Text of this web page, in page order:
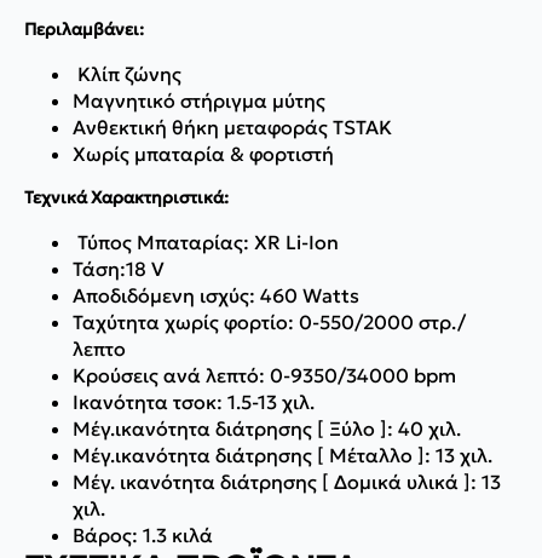
Περιλαμβάνει:
Κλίπ ζώνης
Mαγνητικό στήριγμα μύτης
Ανθεκτική θήκη μεταφοράς TSTAK
Χωρίς μπαταρία & φορτιστή
Τεχνικά Χαρακτηριστικά:
Τύπος Μπαταρίας: XR Li-Ion
Τάση:18 V
Αποδιδόμενη ισχύς: 460 Watts
Ταχύτητα χωρίς φορτίο: 0-550/2000 στρ./
λεπτο
Κρούσεις ανά λεπτό: 0-9350/34000 bpm
Ικανότητα τσοκ: 1.5-13 χιλ.
Μέγ.ικανότητα διάτρησης [ Ξύλο ]: 40 χιλ.
Μέγ.ικανότητα διάτρησης [ Μέταλλο ]: 13 χιλ.
Μέγ. ικανότητα διάτρησης [ Δομικά υλικά ]: 13
χιλ.
Βάρος: 1.3 κιλά